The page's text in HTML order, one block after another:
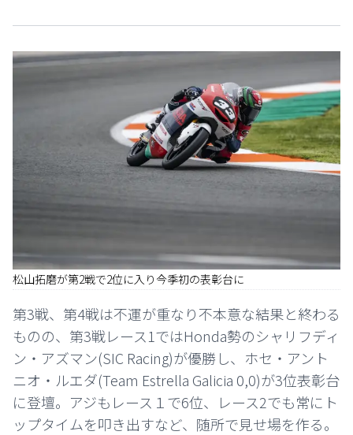
松山拓磨が第2戦で2位に入り今季初の表彰台に
第3戦、第4戦は不運が重なり不本意な結果と終わる
ものの、第3戦レース1ではHonda勢のシャリフディ
ン・アズマン(SIC Racing)が優勝し、ホセ・アント
ニオ・ルエダ(Team Estrella Galicia 0,0)が3位表彰台
に登壇。アジもレース１で6位、レース2でも常にト
ップタイムを叩き出すなど、随所で見せ場を作る。